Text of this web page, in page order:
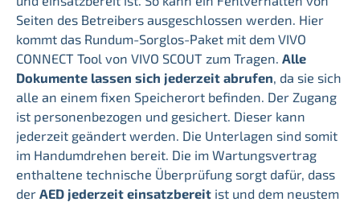
Seiten des Betreibers ausgeschlossen werden. Hier
kommt das Rundum-Sorglos-Paket mit dem VIVO
CONNECT Tool von VIVO SCOUT zum Tragen. Alle
Dokumente lassen sich jederzeit abrufen, da sie sich
alle an einem fixen Speicherort befinden. Der Zugang
ist personenbezogen und gesichert. Dieser kann
jederzeit geändert werden. Die Unterlagen sind somit
im Handumdrehen bereit. Die im Wartungsvertrag
enthaltene technische Überprüfung sorgt dafür, dass
der AED jederzeit einsatzbereit ist und dem neustem